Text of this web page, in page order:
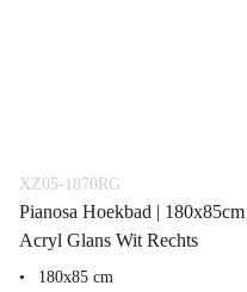
XZ05-1870RG
Pianosa Hoekbad | 180x85cm
Acryl Glans Wit Rechts
180x85 cm